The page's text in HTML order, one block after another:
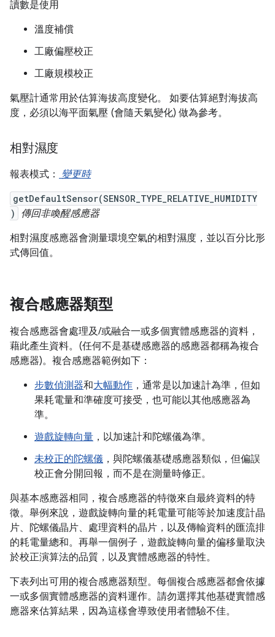
讀數是使用
溫度補償
工廠偏壓校正
工廠規模校正
氣壓計通常用於估算海拔高度變化。 如要估算絕對海拔高
度，必須以海平面氣壓 (會隨天氣變化) 做為參考。
相對濕度
報表模式： 變更時
getDefaultSensor(SENSOR_TYPE_RELATIVE_HUMIDITY
)
傳回非喚醒感應器
相對濕度感應器會測量環境空氣的相對濕度，並以百分比形
式傳回值。
複合感應器類型
複合感應器會處理及/或融合一或多個實體感應器的資料，
藉此產生資料。(任何不是基礎感應器的感應器都稱為複合
感應器)。複合感應器範例如下：
步數偵測器和大幅動作 ，通常是以加速計為準，但如
果耗電量和準確度可接受，也可能以其他感應器為
準。
遊戲旋轉向量 ，以加速計和陀螺儀為準。
未校正的陀螺儀 ，與陀螺儀基礎感應器類似，但偏誤
校正會分開回報，而不是在測量時修正。
與基本感應器相同，複合感應器的特徵來自最終資料的特
徵。舉例來說，遊戲旋轉向量的耗電量可能等於加速度計晶
片、陀螺儀晶片、處理資料的晶片，以及傳輸資料的匯流排
的耗電量總和。再舉一個例子，遊戲旋轉向量的偏移量取決
於校正演算法的品質，以及實體感應器的特性。
下表列出可用的複合感應器類型。每個複合感應器都會依據
一或多個實體感應器的資料運作。請勿選擇其他基礎實體感
應器來估算結果，因為這樣會導致使用者體驗不佳。